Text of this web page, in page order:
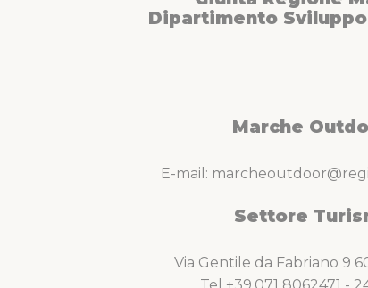
Dipartimento
Marche
E-mail:
Settore
Via Gentile da Fabriano 9